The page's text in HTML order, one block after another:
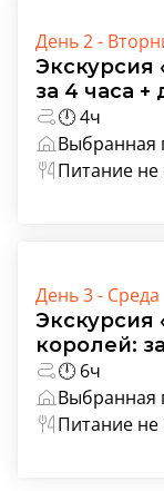
День 2 -
Экскурсия
за 4 часа
🕛 4ч
Выбранная
Питание не
День 3 - Среда
королей:
🕛 6ч
Выбранная
Питание не